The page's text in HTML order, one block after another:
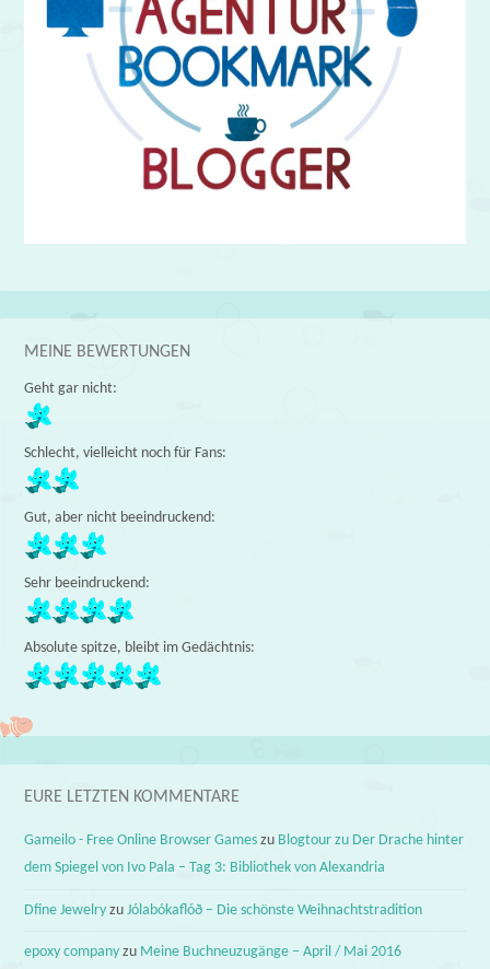
MEINE BEWERTUNGEN
Geht gar nicht:
Schlecht, vielleicht noch für Fans:
Gut, aber nicht beeindruckend:
Sehr beeindruckend:
Absolute spitze, bleibt im Gedächtnis:
EURE LETZTEN KOMMENTARE
Gameilo - Free Online Browser Games zu Blogtour zu Der Drache hinter
dem Spiegel von Ivo Pala – Tag 3: Bibliothek von Alexandria
Dfine Jewelry zuJólabókaflóð – Die schönste Weihnachtstradition
epoxy company zu Meine Buchneuzugänge – April / Mai 2016